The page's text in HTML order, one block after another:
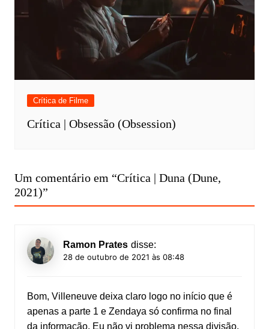
Crítica de Filme
Crítica | Obsessão (Obsession)
Um comentário em “Crítica | Duna (Dune,
2021)”
Ramon Prates disse:
28 de outubro de 2021 às 08:48
Bom, Villeneuve deixa claro logo no início que é
apenas a parte 1 e Zendaya só confirma no final
da informação. Eu não vi problema nessa divisão,